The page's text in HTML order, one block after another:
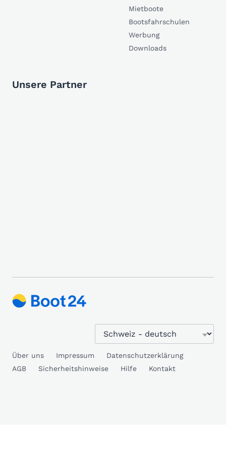
Mietboote
Bootsfahrschulen
Werbung
Downloads
Unsere Partner
Über uns Impressum
Datenschutzerklärung
AGB
Sicherheitshinweise Hilfe Kontakt